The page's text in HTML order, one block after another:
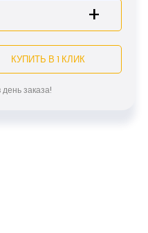
+
КУПИТЬ В 1 КЛИК
заказа!